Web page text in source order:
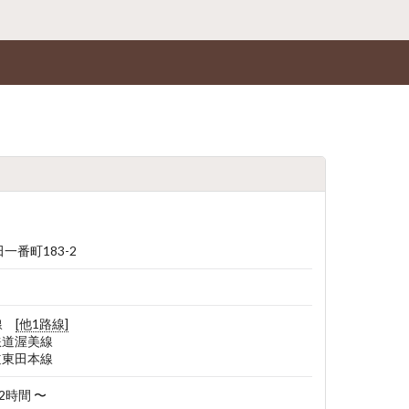
一番町183-2
[他1路線]
渥美線
田本線
時間 〜